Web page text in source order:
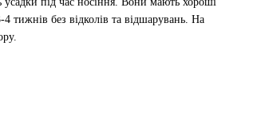
4 тижнів без відколів та відшарувань. На